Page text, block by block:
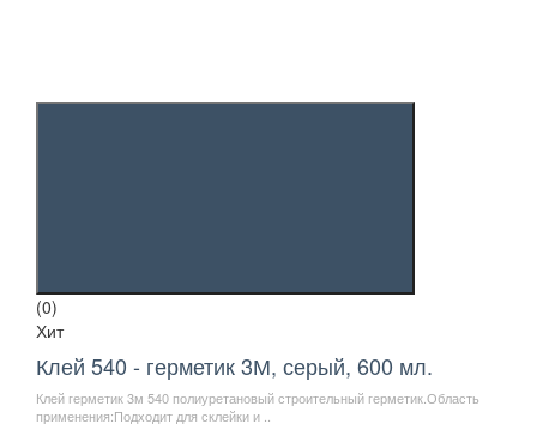
(0)
Хит
Клей 540 - герметик 3М, серый, 600 мл.
Клей герметик 3м 540 полиуретановый строительный герметик.Область
применения:Подходит для склейки и ..